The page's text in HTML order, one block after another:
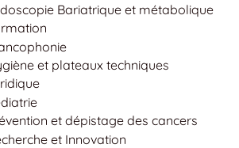
Bariatrique et métabolique
et plateaux techniques
et dépistage des cancers
et Innovation